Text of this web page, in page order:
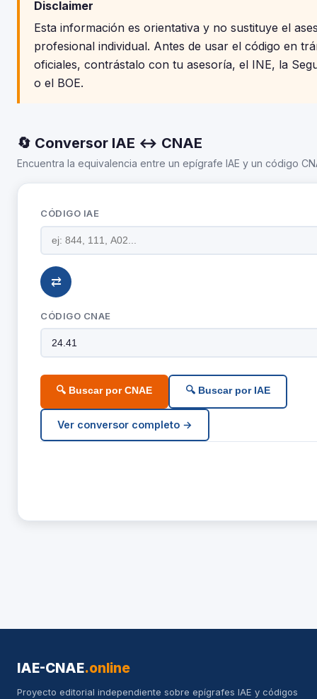
Disclaimer
Esta información es orientativa y no sustituye el
profesional individual. Antes de usar el código en
oficiales, contrástalo con tu asesoría, el INE, la
o el BOE.
🔄 Conversor IAE ↔ CNAE
Encuentra la equivalencia entre un epígrafe IAE y un código
CÓDIGO IAE
⇄
CÓDIGO CNAE
🔍 Buscar por CNAE 🔍 Buscar por IAE
Ver conversor completo →
IAE-CNAE.online
Proyecto editorial independiente sobre epígrafes IAE y códigos